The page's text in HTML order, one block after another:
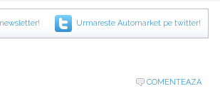
Urmareste Automarket pe twitter!
COMENTEAZA